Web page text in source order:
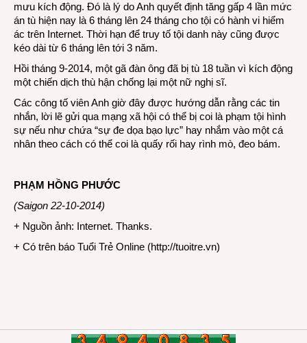
mưu kích động. Đó là lý do Anh quyết định tăng gấp 4 lần mức
án tù hiện nay là 6 tháng lên 24 tháng cho tội có hành vi hiểm
ác trên Internet. Thời hạn để truy tố tội danh này cũng được
kéo dài từ 6 tháng lên tới 3 năm.
Hồi tháng 9-2014, một gã đàn ông đã bị tù 18 tuần vì kích động
một chiến dịch thù hận chống lại một nữ nghị sĩ.
Các công tố viên Anh giờ đây được hướng dẫn rằng các tin
nhắn, lời lẽ gửi qua mạng xã hội có thể bị coi là phạm tội hình
sự nếu như chứa “sự đe dọa bạo lực” hay nhắm vào một cá
nhân theo cách có thể coi là quấy rối hay rình mò, đeo bám.
PHẠM HỒNG PHƯỚC
(Saigon 22-10-2014)
+ Nguồn ảnh: Internet. Thanks.
+ Có trên báo Tuổi Trẻ Online (http://tuoitre.vn)